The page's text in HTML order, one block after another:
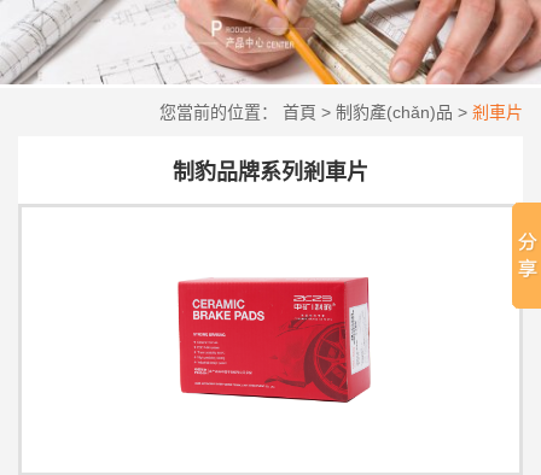
您當前的位置： 首頁 > 制豹產(chǎn)品 > 剎車片
制豹品牌系列剎車片